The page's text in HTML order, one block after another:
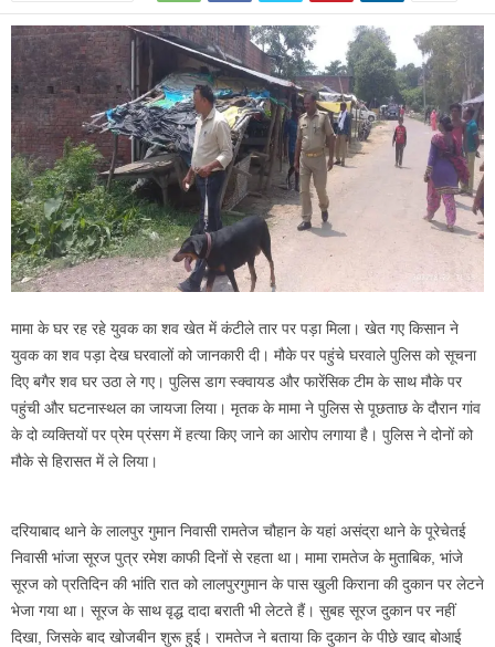
मामा के घर रह रहे युवक का शव खेत में कंटीले तार पर पड़ा मिला। खेत गए किसान ने
युवक का शव पड़ा देख घरवालों को जानकारी दी। मौके पर पहुंचे घरवाले पुलिस को सूचना
दिए बगैर शव घर उठा ले गए। पुलिस डाग स्क्वायड और फारेंसिक टीम के साथ मौके पर
पहुंची और घटनास्थल का जायजा लिया। मृतक के मामा ने पुलिस से पूछताछ के दौरान गांव
के दो व्यक्तियों पर प्रेम प्रंसग में हत्या किए जाने का आरोप लगाया है। पुलिस ने दोनों को
मौके से हिरासत में ले लिया।
दरियाबाद थाने के लालपुर गुमान निवासी रामतेज चौहान के यहां असंद्रा थाने के पूरेचेतई
निवासी भांजा सूरज पुत्र रमेश काफी दिनों से रहता था। मामा रामतेज के मुताबिक, भांजे
सूरज को प्रतिदिन की भांति रात को लालपुरगुमान के पास खुली किराना की दुकान पर लेटने
भेजा गया था। सूरज के साथ वृद्ध दादा बराती भी लेटते हैं। सुबह सूरज दुकान पर नहीं
दिखा, जिसके बाद खोजबीन शुरू हुई। रामतेज ने बताया कि दुकान के पीछे खाद बोआई